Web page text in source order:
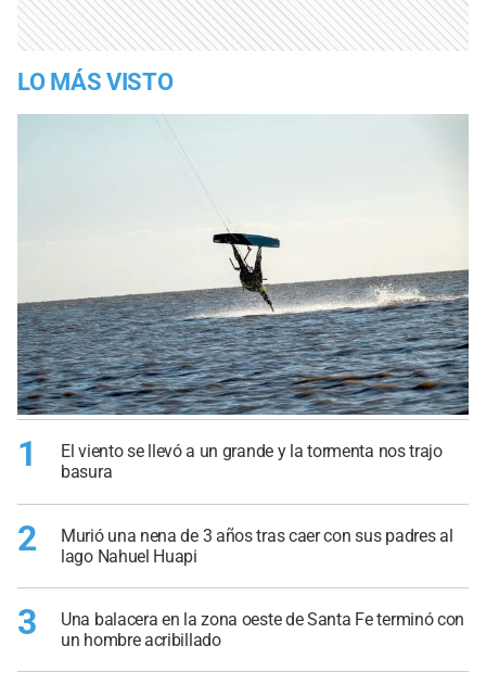
LO MÁS VISTO
1
El viento se llevó a un grande y la tormenta nos trajo
basura
2
Murió una nena de 3 años tras caer con sus padres al
lago Nahuel Huapi
3
Una balacera en la zona oeste de Santa Fe terminó con
un hombre acribillado